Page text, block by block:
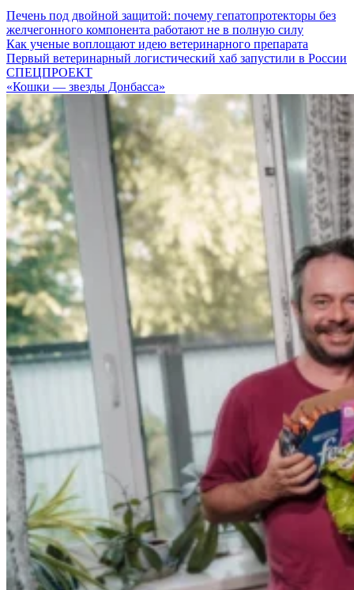
Печень под двойной защитой: почему гепатопротекторы без
желчегонного компонента работают не в полную силу
Как ученые воплощают идею ветеринарного препарата
Первый ветеринарный логистический хаб запустили в России
СПЕЦПРОЕКТ
«Кошки — звезды Донбасса»